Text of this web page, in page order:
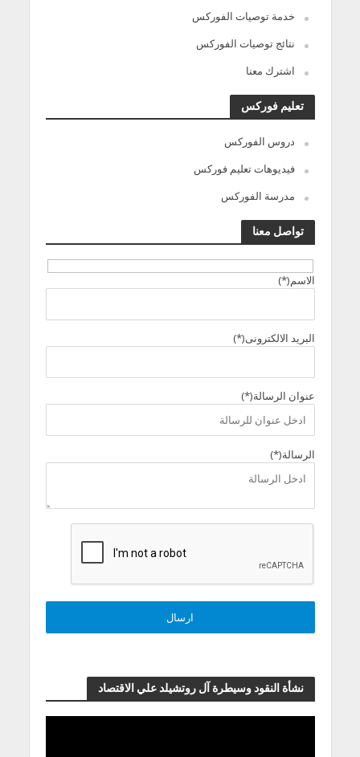
خدمة توصيات الفوركس
نتائج توصيات الفوركس
اشترك معنا
تعليم فوركس
دروس الفوركس
فيديوهات تعليم فوركس
مدرسة الفوركس
تواصل معنا
الاسم(*)
البريد الالكترونى(*)
عنوان الرسالة(*)
الرسالة(*)
نشأة النقود وسيطرة آل روتشيلد علي الاقتصاد